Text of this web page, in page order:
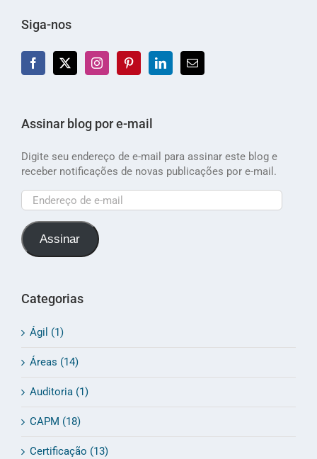
Siga-nos
Assinar blog por e-mail
Digite seu endereço de e-mail para assinar este blog e
receber notificações de novas publicações por e-mail.
Endereço
de
e-
mailAssinar
Categorias
Ágil (1)
Áreas (14)
Auditoria (1)
CAPM (18)
Certificação (13)